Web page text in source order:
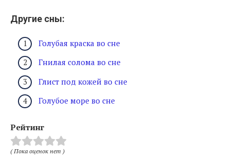
Другие сны:
Голубая краска во сне
Гнилая солома во сне
Глист под кожей во сне
Голубое море во сне
Рейтинг
( Пока оценок нет )